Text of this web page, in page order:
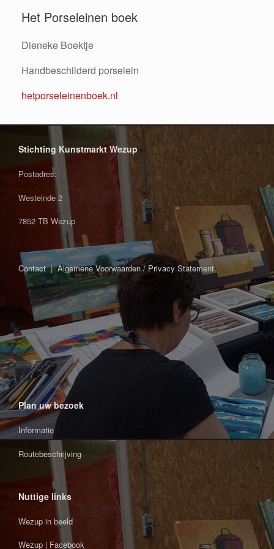
Het Porseleinen boek
Dieneke Boektje
Handbeschilderd porselein
hetporseleinenboek.nl
Stichting Kunstmarkt Wezup
Postadres:
Westeinde 2
7852 TB Wezup
Contact|Algemene Voorwaarden / Privacy Statement
Plan uw bezoek
Informatie
Routebeschrijving
Nuttige links
Wezup in beeld
Wezup | Facebook